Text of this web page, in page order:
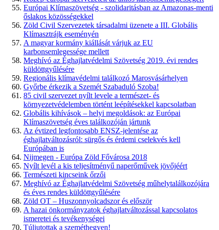
Európai Klímaszövetség - szolidaritásban az Amazonas-menti
őslakos közösségekkel
Zöld Civil Szervezetek társadalmi üzenete a III. Globális
Klímasztrájk eseményén
A magyar kormány kiállását várjuk az EU
karbonsemlegessége mellett
Meghívó az Éghajlatvédelmi Szövetség 2019. évi rendes
küldöttgyűlésére
Regionális klímavédelmi találkozó Marosvásárhelyen
Győrbe érkezik a Szemét Szabaduló Szoba!
85 civil szervezet nyílt levele a természet- és
környezetvédelemben történt leépítésekkel kapcsolatban
Globális kihívások – helyi megoldások: az Európai
Klímaszövetség éves találkozóján jártunk
Az évtized legfontosabb ENSZ-jelentése az
éghajlatváltozásról: sürgős és érdemi cselekvés kell
Európában is
Nijmegen - Európa Zöld Fővárosa 2018
Nyílt levél a kis teljesítményű naperőművek jövőjéért
Természeti kincseink őrzői
Meghívó az Éghajlatvédelmi Szövetség műhelytalálkozójára
és éves rendes küldöttgyűlésére
Zöld OT – Huszonnyolcadszor és először
A hazai önkormányzatok éghajlatváltozással kapcsolatos
ismeretei és tevékenységei
Túljutottak a szeméthegyen!